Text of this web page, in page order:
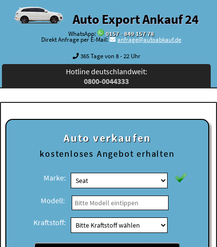
Auto Export Ankauf 24
WhatsApp:
0157 - 849 157 78
Direkt Anfrage per E-Mail:
anfrage@autoabkauf.de
365 Tage von 8 - 22 Uhr
Hotline deutschlandweit:
0800-0044333
Auto verkaufen
kostenloses Angebot erhalten
Marke:
Modell:
Kraftstoff: